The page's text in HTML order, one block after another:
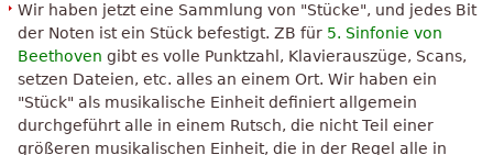
Wir haben jetzt eine Sammlung von "Stücke", und jedes Bit
der Noten ist ein Stück befestigt. ZB für 5. Sinfonie von
Beethoven gibt es volle Punktzahl, Klavierauszüge, Scans,
setzen Dateien, etc. alles an einem Ort. Wir haben ein
"Stück" als musikalische Einheit definiert allgemein
durchgeführt alle in einem Rutsch, die nicht Teil einer
größeren musikalischen Einheit, die in der Regel alle in